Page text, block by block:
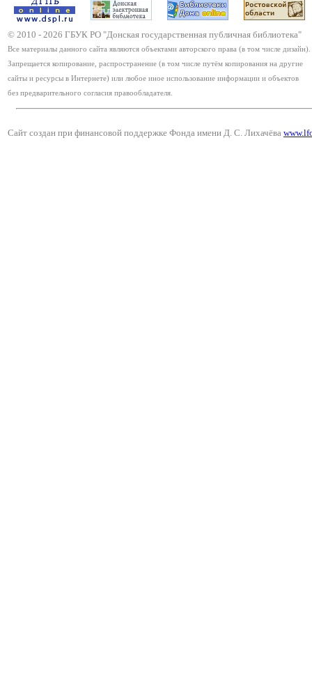
© 2010 - 2026 ГБУК РО "Донская государственная публичная библиотека"
Все материалы данного сайта являются объектами авторского права (в том числе дизайн).
Запрещается копирование, распространение (в том числе путём копирования на другие
сайты и ресурсы в Интернете) или любое иное использование информации и объектов
без предварительного согласия правообладателя.
Сайт создан при финансовой поддержке Фонда имени Д. С. Лихачёва